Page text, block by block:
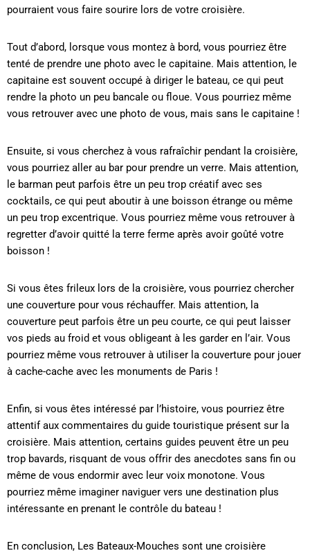
pourraient vous faire sourire lors de votre croisière.
Tout d’abord, lorsque vous montez à bord, vous pourriez être
tenté de prendre une photo avec le capitaine. Mais attention, le
capitaine est souvent occupé à diriger le bateau, ce qui peut
rendre la photo un peu bancale ou floue. Vous pourriez même
vous retrouver avec une photo de vous, mais sans le capitaine !
Ensuite, si vous cherchez à vous rafraîchir pendant la croisière,
vous pourriez aller au bar pour prendre un verre. Mais attention,
le barman peut parfois être un peu trop créatif avec ses
cocktails, ce qui peut aboutir à une boisson étrange ou même
un peu trop excentrique. Vous pourriez même vous retrouver à
regretter d’avoir quitté la terre ferme après avoir goûté votre
boisson !
Si vous êtes frileux lors de la croisière, vous pourriez chercher
une couverture pour vous réchauffer. Mais attention, la
couverture peut parfois être un peu courte, ce qui peut laisser
vos pieds au froid et vous obligeant à les garder en l’air. Vous
pourriez même vous retrouver à utiliser la couverture pour jouer
à cache-cache avec les monuments de Paris !
Enfin, si vous êtes intéressé par l’histoire, vous pourriez être
attentif aux commentaires du guide touristique présent sur la
croisière. Mais attention, certains guides peuvent être un peu
trop bavards, risquant de vous offrir des anecdotes sans fin ou
même de vous endormir avec leur voix monotone. Vous
pourriez même imaginer naviguer vers une destination plus
intéressante en prenant le contrôle du bateau !
En conclusion, Les Bateaux-Mouches sont une croisière